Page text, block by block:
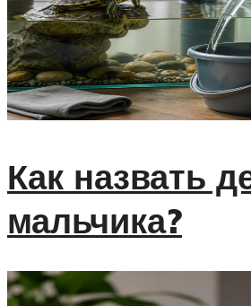
Как назвать
мальчика?